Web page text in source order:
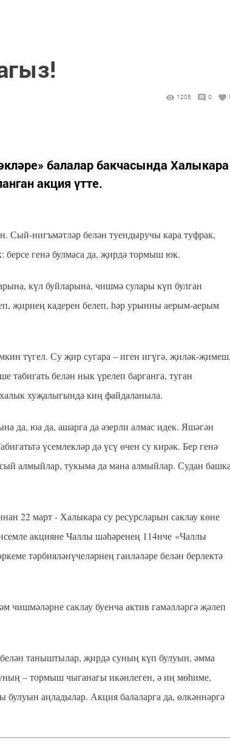
1205 0
балалар бакчасында Халыкара
акция үтте.
Сый-нигъмәтләр белән туендыручы кара туфрак,
берсе генә булмаса да, җирдә тормыш юк.
күл буйларына, чишмә сулары күп булган
җирнең кадерен белеп, һәр урынны аерым-аерым
түгел. Су җир сугара – иген игүгә, җиләк-
табигать белән нык үрелеп барганга, туган
хуҗалыгында киң файдаланыла.
да, юа да, ашарга да әзерли алмас идек. Яшәгән
үсемлекләр дә үсү өчен су кирәк. Бер генә
алмыйлар, тукыма да мана алмыйлар. Судан
22 март - Халыкара су ресурсларын саклау көне
акцияне Чаллы шәһәренең 114нче «Чаллы
тәрбияләнүчеләрнең гаиләләре белән берлектә
чишмәләрне саклау буенча актив гамәлләргә җәлеп
таныштылар, җирдә суның күп булуын, әмма
– тормыш чыганагы икәнлеген, ә иң мөһиме,
булуын аңладылар. Акция балаларга да, өлкәннәргә